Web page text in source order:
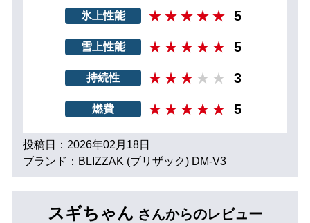
氷上性能 5
雪上性能 5
持続性 3
燃費 5
投稿日：2026年02月18日
ブランド：BLIZZAK (ブリザック) DM-V3
スギちゃん さんからのレビュー